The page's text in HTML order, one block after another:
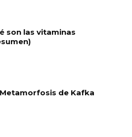
son las vitaminas
de Kafka